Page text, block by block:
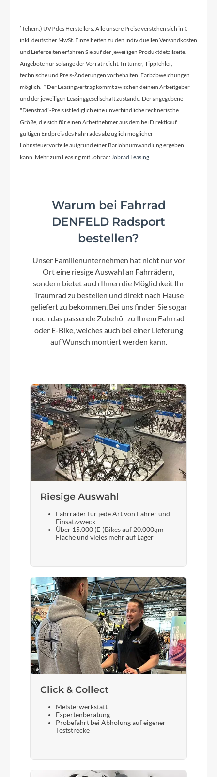
Fsa Omega Adventure Mega Exo 46/30T, 170
Lenker
Lapierre alloy gravel bar, Width: 420mm (XS/S),
440mm (M), 460mm (L/XL), Flare: 16°
Farbe
Braun
Vorderrad Nabe
Lapierre Centerlock 32H 12mm E-Thru Axle
28"
Schalthebel
Shimano Tiagra ST-4720 2x10s
Steuersatz
FSA Orbit NO.57B Semi-integrated
Sattel
Selle Royal Vivo co-branded saddle
Gabel
Lapierre Carbon Blades, Alloy Steerer, 12mm
Thru Axle
¹ (ehem.) UVP des Herstellers. Alle unsere Preise verstehen sich in €
inkl. deutscher MwSt. Einzelheiten zu den individuellen Versandkosten
und Lieferzeiten erfahren Sie auf der jeweiligen Produktdetailseite.
Angebote nur solange der Vorrat reicht. Irrtümer, Tippfehler,
technische und Preis-Änderungen vorbehalten. Farbabweichungen
möglich. * Der Leasingvertrag kommt zwischen deinem Arbeitgeber
und der jeweiligen Leasinggesellschaft zustande. Der angegebene
"Dienstrad"-Preis ist lediglich eine unverbindliche rechnerische
Größe, die sich für einen Arbeitnehmer aus dem bei Direktkauf
gültigen Endpreis des Fahrrades abzüglich möglicher
Lohnsteuervorteile aufgrund einer Barlohnumwandlung ergeben
kann. Mehr zum Leasing mit Jobrad:Jobrad Leasing
Warum bei Fahrrad
DENFELD Radsport
bestellen?
Unser Familienunternehmen hat nicht nur vor
Ort eine riesige Auswahl an Fahrrädern,
sondern bietet auch Ihnen die Möglichkeit Ihr
Traumrad zu bestellen und direkt nach Hause
geliefert zu bekommen. Bei uns finden Sie sogar
noch das passende Zubehör zu Ihrem Fahrrad
oder E-Bike, welches auch bei einer Lieferung
auf Wunsch montiert werden kann.
Riesige Auswahl
Fahrräder für jede Art von Fahrer und
Einsatzzweck
Über 15.000 (E-)Bikes auf 20.000qm
Fläche und vieles mehr auf Lager
Click & Collect
Meisterwerkstatt
Expertenberatung
Probefahrt bei Abholung auf eigener
Teststrecke